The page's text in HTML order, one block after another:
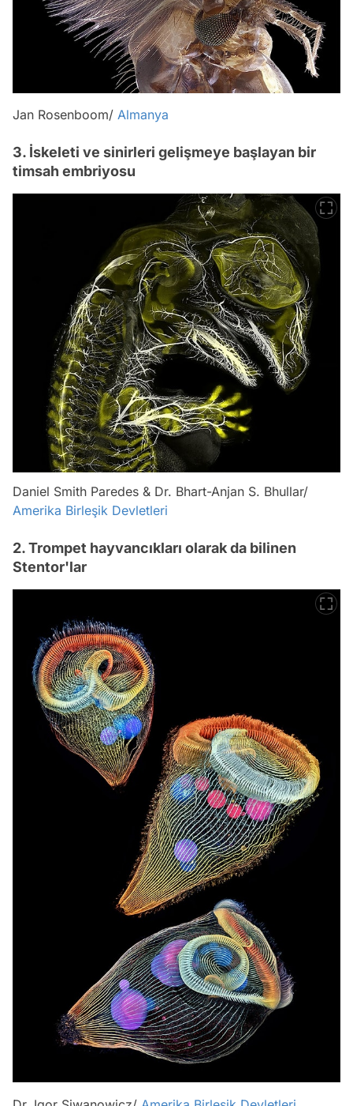
Jan Rosenboom/ Almanya
3. İskeleti ve sinirleri gelişmeye başlayan bir
timsah embriyosu
Daniel Smith Paredes & Dr. Bhart-Anjan S. Bhullar/
Amerika Birleşik Devletleri
2. Trompet hayvancıkları olarak da bilinen
Stentor'lar